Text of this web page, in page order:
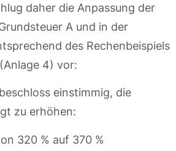
daher die Anpassung der
A und in der
des Rechenbeispiels
4) vor:
einstimmig, die
zu erhöhen:
320 % auf 370 %